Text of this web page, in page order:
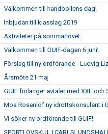
Välkommen till handbollens dag!
Inbjudan till klasslag 2019
Aktiviteter på sommarlovet
Välkommen till GUIF-dagen 6 juni!
Förslag till ny ordförande - Ludvig
Årsmöte 21 maj
GUIF förlänger avtalet med XXL och
Moa Rosenlöf ny idrottskonsulent i
Vi söker ny ordförande till GUIF!
SPORTLOVSKUL I